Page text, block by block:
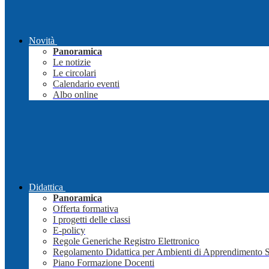
Novità
Panoramica
Le notizie
Le circolari
Calendario eventi
Albo online
Didattica
Panoramica
Offerta formativa
I progetti delle classi
E-policy
Regole Generiche Registro Elettronico
Regolamento Didattica per Ambienti di Apprendimento
Piano Formazione Docenti